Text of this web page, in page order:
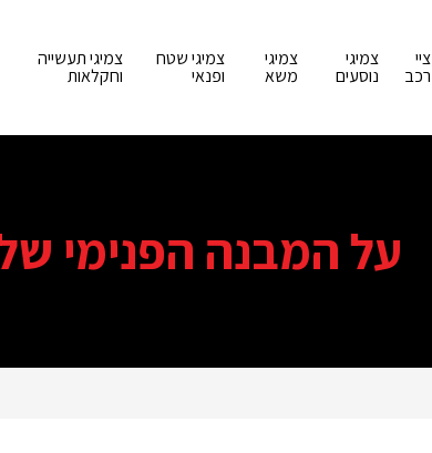
ציי
רכב
צמיגי
נוסעים
צמיגי
משא
צמיגי שטח
ופנאי
צמיגי תעשייה
וחקלאות
על המבנה הפנימי